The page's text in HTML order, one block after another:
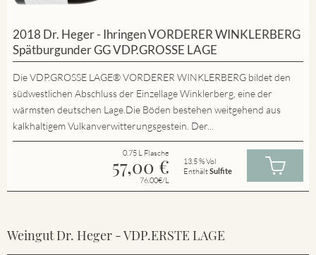
2018 Dr. Heger - Ihringen VORDERER WINKLERBERG
Spätburgunder GG VDP.GROSSE LAGE
Die VDP.GROSSE LAGE® VORDERER WINKLERBERG bildet den
südwestlichen Abschluss der Einzellage Winklerberg, eine der
wärmsten deutschen Lage.Die Böden bestehen weitgehend aus
kalkhaltigem Vulkanverwitterungsgestein. Der...
0.75 L Flasche
57,00 €
76.00€/L
13.5 % Vol
EnthältSulfite
Weingut Dr. Heger - VDP.ERSTE LAGE